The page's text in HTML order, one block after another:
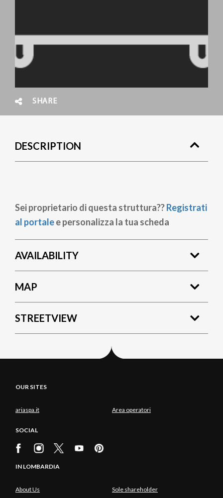
SHARE
DESCRIPTION
Sei proprietario di questa struttura??Registrati
al portalee personalizza la tua scheda
AVAILABILITY
MAP
STREETVIEW
OUR SITES
ariaspa.it Area operatori
SOCIAL
IN LOMBARDIA
About Us Sole shareholder